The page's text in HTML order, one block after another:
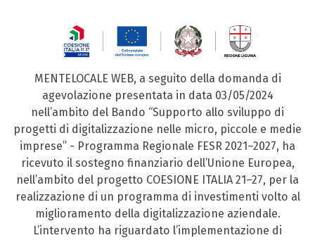
MENTELOCALE WEB, a seguito della domanda di
agevolazione presentata in data 03/05/2024
nell’ambito del Bando “Supporto allo sviluppo di
progetti di digitalizzazione nelle micro, piccole e medie
imprese” - Programma Regionale FESR 2021–2027, ha
ricevuto il sostegno finanziario dell’Unione Europea,
nell’ambito del progetto COESIONE ITALIA 21–27, per la
realizzazione di un programma di investimenti volto al
miglioramento della digitalizzazione aziendale.
L’intervento ha riguardato l’implementazione di